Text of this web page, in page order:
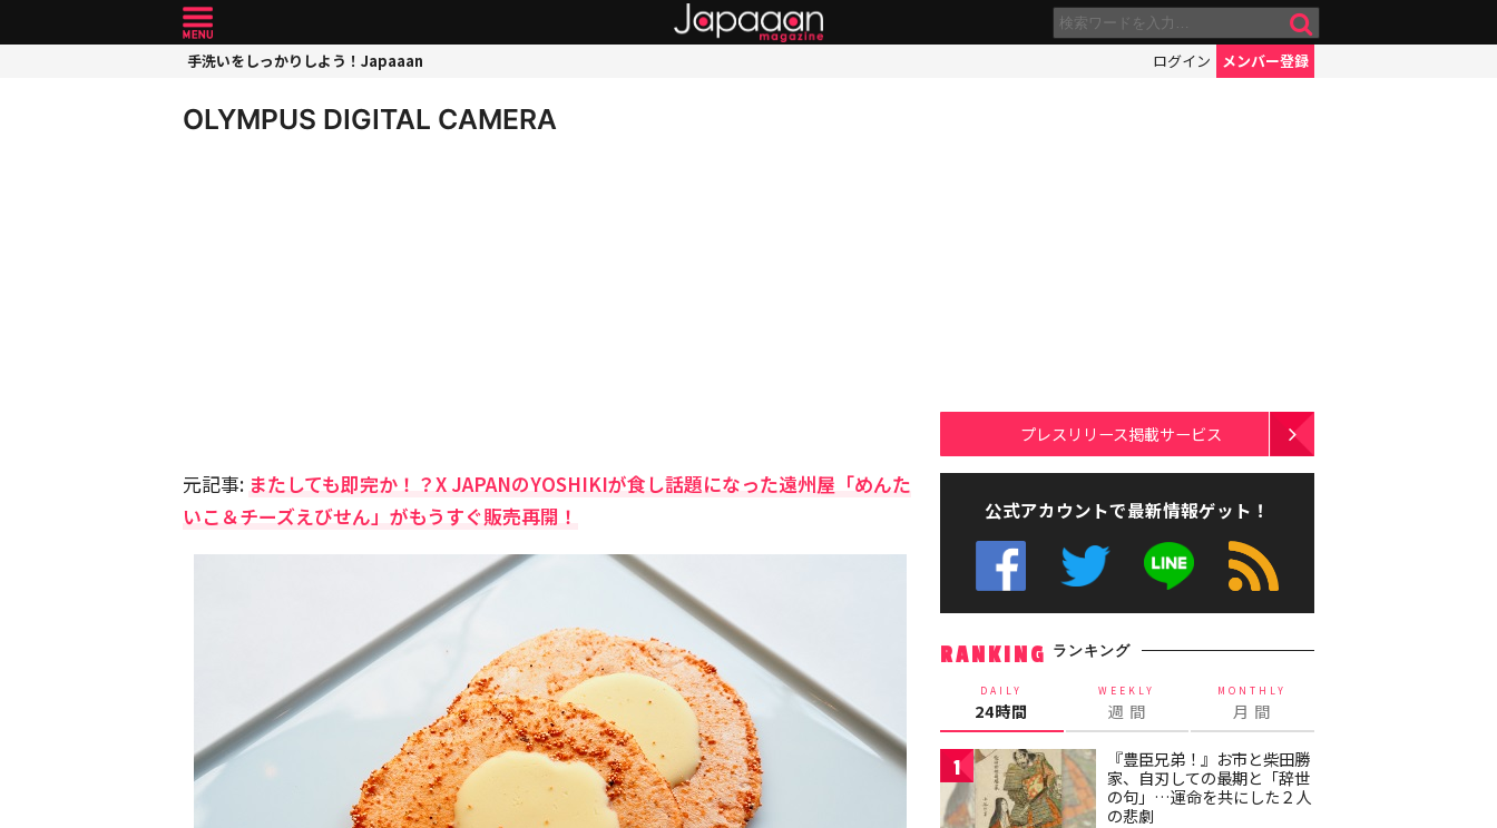
手洗いをしっかりしよう！Japaaan ログイン メンバー登録
OLYMPUS DIGITAL CAMERA
元記事: またしても即完か！？X JAPANのYOSHIKIが食し話題になった遠州屋「めんた
いこ＆チーズえびせん」がもうすぐ販売再開！
プレスリリース掲載サービス
公式アカウントで最新情報ゲット！
RANKING ランキング
DAILY
24時間
WEEKLY
週 間
MONTHLY
月 間
1
『豊臣兄弟！』お市と柴田勝
家、自刃しての最期と「辞世
の句」…運命を共にした２人
の悲劇